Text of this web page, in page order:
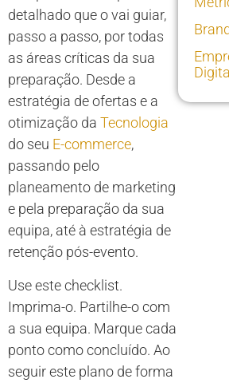
detalhado que o vai guiar,
passo a passo, por todas
as áreas críticas da sua
preparação. Desde a
estratégia de ofertas e a
otimização da Tecnologia
do seu E-commerce,
passando pelo
planeamento de marketing
e pela preparação da sua
equipa, até à estratégia de
retenção pós-evento.
Use este checklist.
Imprima-o. Partilhe-o com
a sua equipa. Marque cada
ponto como concluído. Ao
seguir este plano de forma
Digital